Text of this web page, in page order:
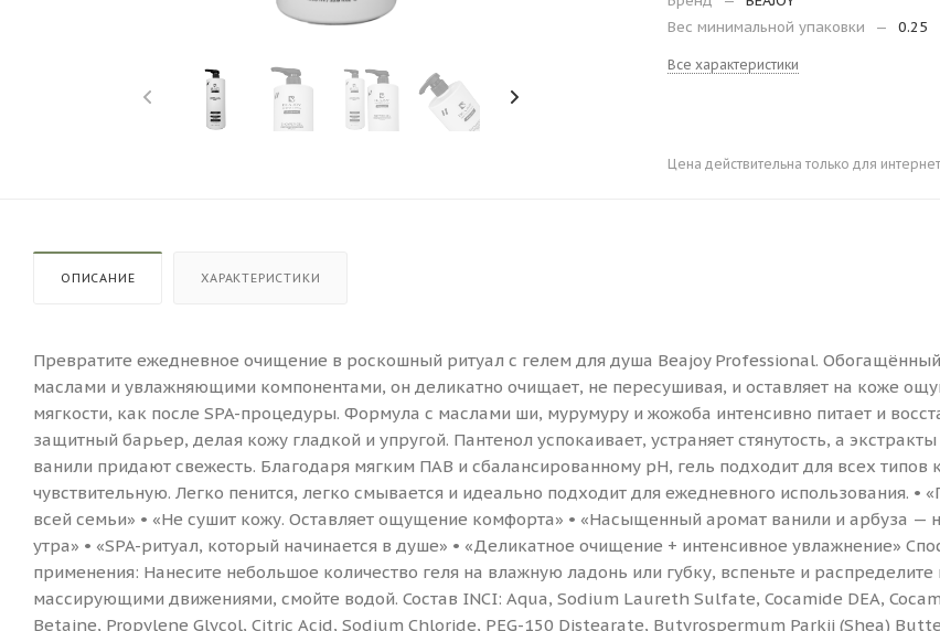
Вес минимальной упаковки
— 0.25
Все характеристики
Цена действительна только для
ОПИСАНИЕ ХАРАКТЕРИСТИКИ
Превратите ежедневное очищение в роскошный ритуал с гелем для душа Beajoy Professional.
маслами и увлажняющими компонентами, он деликатно очищает, не пересушивая, и оставляет на коже
мягкости, как после SPA-процедуры. Формула с маслами ши, мурумуру и жожоба интенсивно питает и
защитный барьер, делая кожу гладкой и упругой. Пантенол успокаивает, устраняет стянутость, а
ванили придают свежесть. Благодаря мягким ПАВ и сбалансированному pH, гель подходит для всех
чувствительную. Легко пенится, легко смывается и идеально подходит для ежедневного использования. •
всей семьи» • «Не сушит кожу. Оставляет ощущение комфорта» • «Насыщенный аромат ванили и арбуза —
утра» • «SPA-ритуал, который начинается в душе» • «Деликатное очищение + интенсивное увлажнение»
применения: Нанесите небольшое количество геля на влажную ладонь или губку, вспеньте и распределите
массирующими движениями, смойте водой. Состав INCI: Aqua, Sodium Laureth Sulfate, Cocamide DEA,
Betaine, Propylene Glycol, Citric Acid, Sodium Chloride, PEG-150 Distearate, Butyrospermum Parkii (Shea)